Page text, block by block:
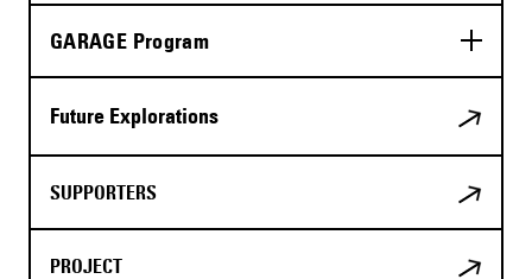
GARAGE Program
Future Explorations
SUPPORTERS
PROJECT